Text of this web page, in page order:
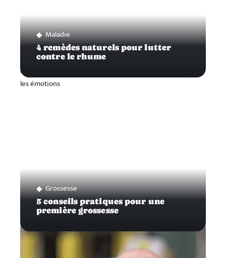
Maladie
4 remèdes naturels pour lutter
contre le rhume
Grossesse
5 conseils pratiques pour une
première grossesse